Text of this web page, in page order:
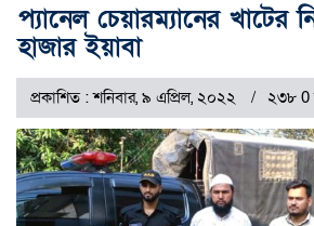
প্যানেল চেয়ারম্যানের খাটের
হাজার ইয়াবা
প্রকাশিত : শনিবার, ৯ এপ্রিল, ২০২২ ২৩৮ 0